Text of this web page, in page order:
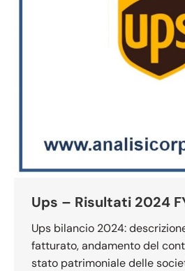
Ups – Risultati 2024
Ups bilancio 2024:
fatturato, andamento del
stato patrimoniale delle